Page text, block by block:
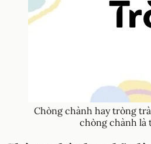
Chòng chành hay tròng
chòng chành là